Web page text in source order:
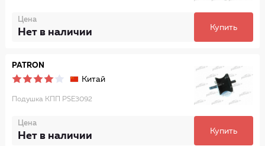
Цена
Нет в наличии Купить
PATRON
Китай
Подушка КПП PSE3092
Цена
Нет в наличии Купить